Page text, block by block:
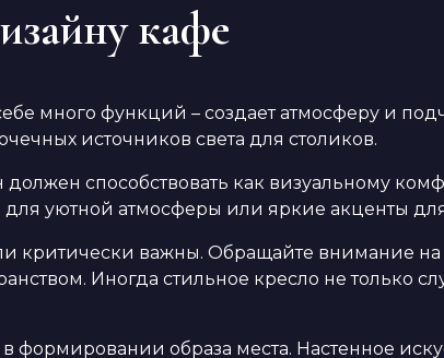
кафе
много функций – создает атмосферу и
источников света для столиков.
должен способствовать как визуальному
уютной атмосферы или яркие акценты
критически важны. Обращайте внимание на
Иногда стильное кресло не только
образа места. Настенное